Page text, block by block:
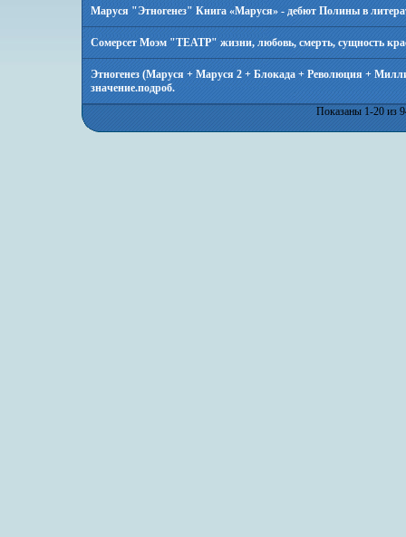
Маруся "Этногенез" Книга «Маруся» - дебют Полины в
Сомерсет Моэм "ТЕАТР" жизни, любовь, смерть, сущность
Этногенез (Маруся + Маруся 2 + Блокада + Революция +
значение.подроб.
Показаны 1-20 из